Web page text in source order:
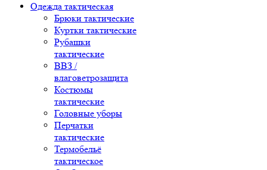
Одежда тактическая
Брюки тактические
Куртки тактические
Рубашки
тактические
ВВЗ /
влаговетрозащита
Костюмы
тактические
Головные уборы
Перчатки
тактические
Термобельё
тактическое